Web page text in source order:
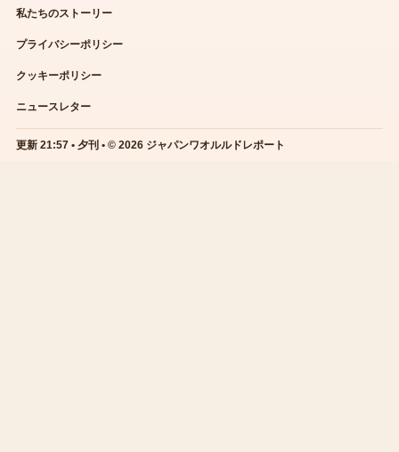
私たちのストーリー
プライバシーポリシー
クッキーポリシー
ニュースレター
更新 21:57 • 夕刊 • © 2026 ジャパンワオルルドレポート